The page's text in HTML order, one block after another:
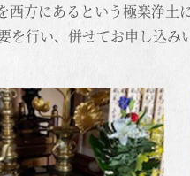
方にあるという極楽浄土
行い、併せてお申し込